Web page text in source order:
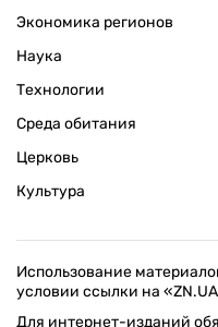
Экономика регионов
Наука
Технологии
Среда обитания
Церковь
Культура
Использование
условии ссылки на
Для интернет-изданий